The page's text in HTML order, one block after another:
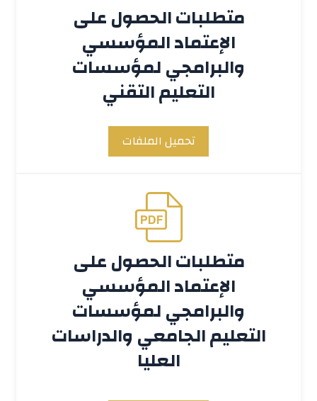
متطلبات الحصول على
الإعتماد المؤسسي
والبرامجي لمؤسسات
التعليم التقني
تحميل الملفات
متطلبات الحصول على
الإعتماد المؤسسي
والبرامجي لمؤسسات
التعليم الجامعي والدراسات
العليا